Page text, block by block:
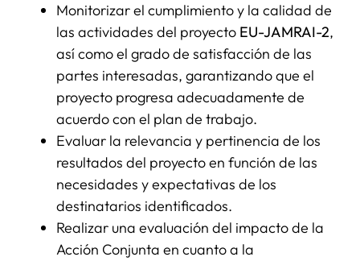
Monitorizar el cumplimiento y la calidad de
las actividades del proyecto EU-JAMRAI-2,
así como el grado de satisfacción de las
partes interesadas, garantizando que el
proyecto progresa adecuadamente de
acuerdo con el plan de trabajo.
Evaluar la relevancia y pertinencia de los
resultados del proyecto en función de las
necesidades y expectativas de los
destinatarios identificados.
Realizar una evaluación del impacto de la
Acción Conjunta en cuanto a la